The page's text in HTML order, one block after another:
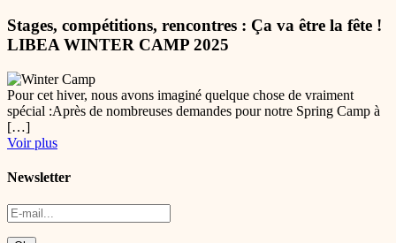
Stages, compétitions, rencontres : Ça va être la fête !
LIBEA WINTER CAMP 2025
Pour cet hiver, nous avons imaginé quelque chose de vraiment
spécial :Après de nombreuses demandes pour notre Spring Camp à
[…]
Voir plus
Newsletter